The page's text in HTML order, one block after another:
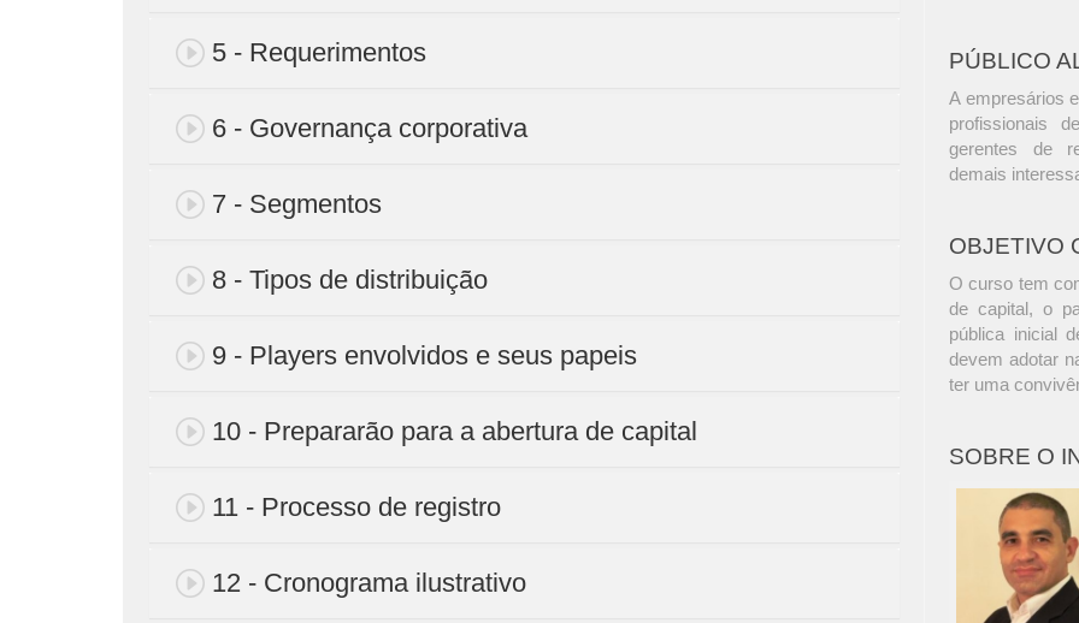
5 - Requerimentos
6 - Governança corporativa
7 - Segmentos
8 - Tipos de distribuição
9 - Players envolvidos e seus papeis
10 - Prepararão para a abertura de capital
11 - Processo de registro
12 - Cronograma ilustrativo
PÚBLICO
A empresários
profissionais
gerentes de
demais
OBJETIVO
O curso tem
de capital, o
pública inicial
devem adotar
ter uma
SOBRE O